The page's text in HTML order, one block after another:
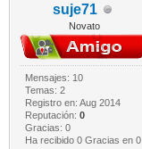
suje71
Novato
Mensajes: 10
Temas: 2
Registro en: Aug 2014
Reputación: 0
Gracias: 0
Ha recibido 0 Gracias en 0